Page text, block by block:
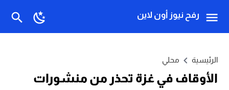
رفح نيوز أون لاين
الرئيسية محلي
الأوقاف في غزة تحذر من منشورات